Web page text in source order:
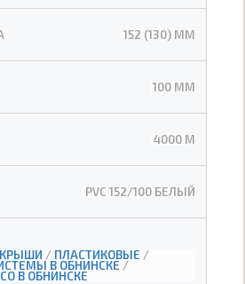
152 (130) ММ
100 ММ
4000 М
PVC 152/100 БЕЛЫЙ
/ ПЛАСТИКОВЫЕ /
В ОБНИНСКЕ /
В ОБНИНСКЕ